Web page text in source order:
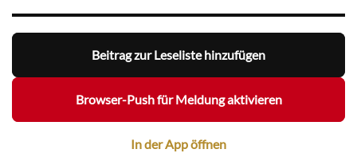
Beitrag zur Leseliste hinzufügen
Browser-Push für Meldung aktivieren
In der App öffnen